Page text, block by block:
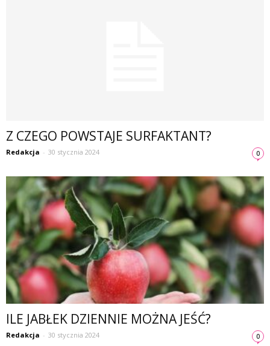
Z CZEGO POWSTAJE SURFAKTANT?
Redakcja - 30 stycznia 2024 0
ILE JABŁEK DZIENNIE MOŻNA JEŚĆ?
Redakcja - 30 stycznia 2024 0